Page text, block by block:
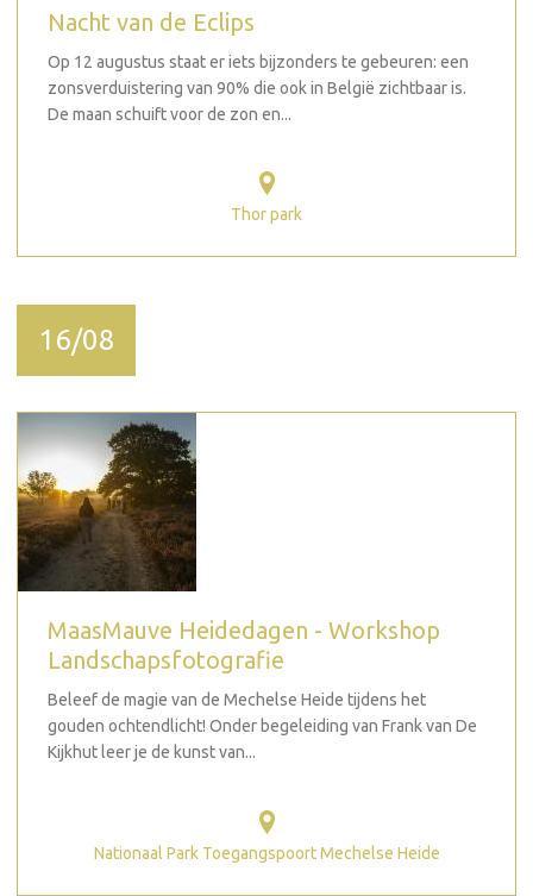
Nacht van de Eclips
Op 12 augustus staat er iets bijzonders te gebeuren: een
zonsverduistering van 90% die ook in België zichtbaar is.
De maan schuift voor de zon en...
Thor park
16/08
MaasMauve Heidedagen - Workshop
Landschapsfotografie
Beleef de magie van de Mechelse Heide tijdens het
gouden ochtendlicht! Onder begeleiding van Frank van De
Kijkhut leer je de kunst van...
Nationaal Park Toegangspoort Mechelse Heide